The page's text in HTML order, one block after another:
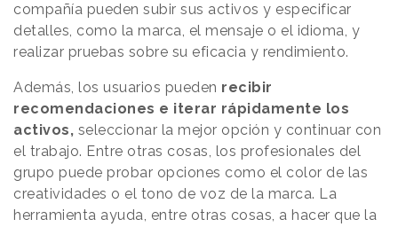
compañía pueden subir sus activos y especificar
detalles, como la marca, el mensaje o el idioma, y
realizar pruebas sobre su eficacia y rendimiento.
Además, los usuarios pueden recibir
recomendaciones e iterar rápidamente los
activos, seleccionar la mejor opción y continuar con
el trabajo. Entre otras cosas, los profesionales del
grupo puede probar opciones como el color de las
creatividades o el tono de voz de la marca. La
herramienta ayuda, entre otras cosas, a hacer que la